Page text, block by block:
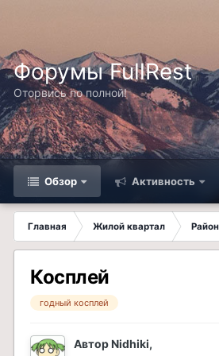
Форумы FullRest
Оторвись по полной!
Обзор Активность
Главная Жилой квартал
Косплей
годный косплей
АвторNidhiki,